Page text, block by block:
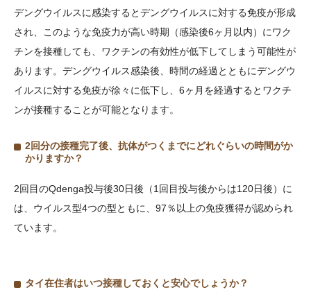
デングウイルスに感染するとデングウイルスに対する免疫が形成
され、このような免疫力が高い時期（感染後6ヶ月以内）にワク
チンを接種しても、ワクチンの有効性が低下してしまう可能性が
あります。デングウイルス感染後、時間の経過とともにデングウ
イルスに対する免疫が徐々に低下し、6ヶ月を経過するとワクチ
ンが接種することが可能となります。
2回分の接種完了後、抗体がつくまでにどれぐらいの時間がか
かりますか？
2回目のQdenga投与後30日後（1回目投与後からは120日後）に
は、ウイルス型4つの型ともに、97％以上の免疫獲得が認められ
ています。
タイ在住者はいつ接種しておくと安心でしょうか？